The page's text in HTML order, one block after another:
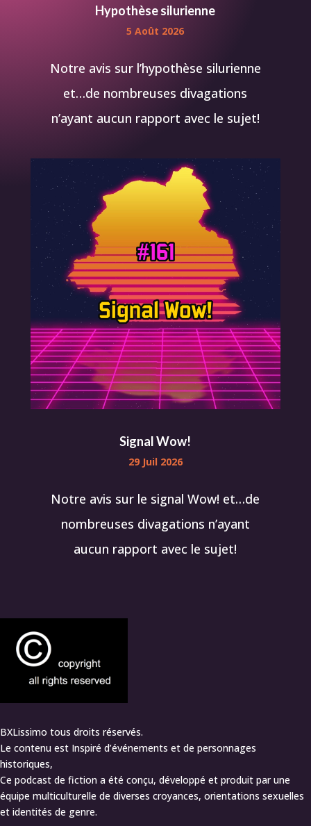
Hypothèse silurienne
5 Août 2026
Notre avis sur l’hypothèse silurienne
et…de nombreuses divagations
n’ayant aucun rapport avec le sujet!
Signal Wow!
29 Juil 2026
Notre avis sur le signal Wow! et…de
nombreuses divagations n’ayant
aucun rapport avec le sujet!
BXLissimo tous droits réservés.
Le contenu est Inspiré d’événements et de personnages
historiques,
Ce podcast de fiction a été conçu, développé et produit par une
équipe multiculturelle de diverses croyances, orientations sexuelles
et identités de genre.